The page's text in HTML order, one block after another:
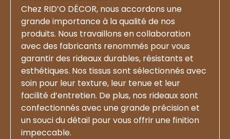
Chez RID’O DÉCOR, nous accordons une
grande importance à la qualité de nos
produits. Nous travaillons en collaboration
avec des fabricants renommés pour vous
garantir des rideaux durables, résistants et
esthétiques. Nos tissus sont sélectionnés avec
soin pour leur texture, leur tenue et leur
facilité d’entretien. De plus, nos rideaux sont
confectionnés avec une grande précision et
un souci du détail pour vous offrir une finition
impeccable.